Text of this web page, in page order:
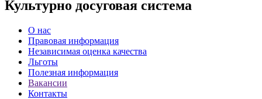
Культурно досуговая система
О нас
Правовая информация
Независимая оценка качества
Льготы
Полезная информация
Вакансии
Контакты